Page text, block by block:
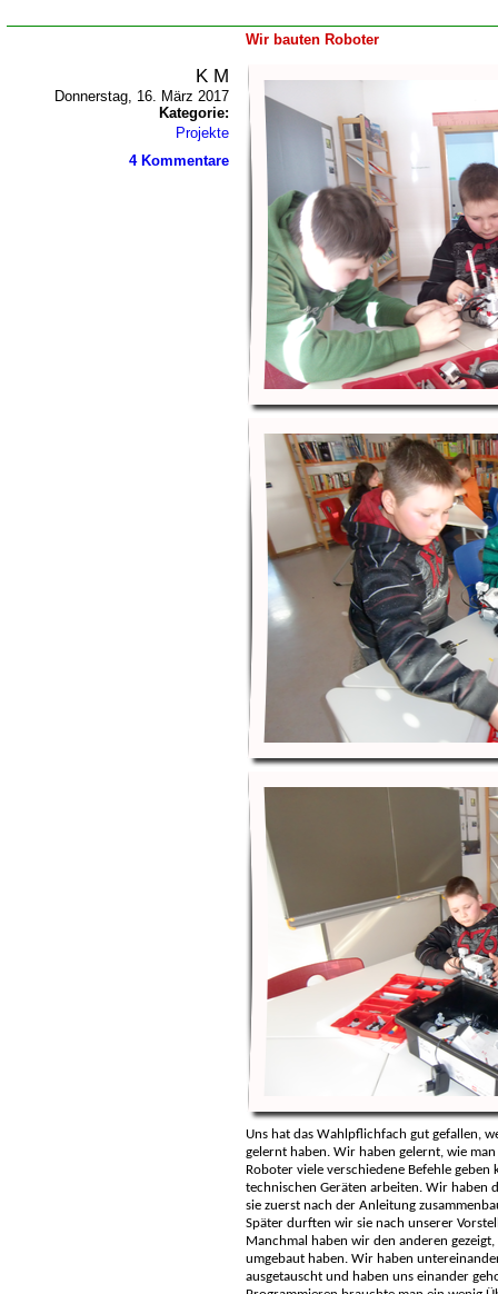
Wir bauten Roboter
K M
Donnerstag, 16. März 2017
Kategorie:
Projekte
4 Kommentare
Uns hat das Wahlpflichfach gut gefallen,
gelernt haben. Wir haben gelernt, wie
Roboter viele verschiedene Befehle
technischen Geräten arbeiten. Wir haben
sie zuerst nach der Anleitung
Später durften wir sie nach unserer
Manchmal haben wir den anderen
umgebaut haben. Wir haben
ausgetauscht und haben uns einander